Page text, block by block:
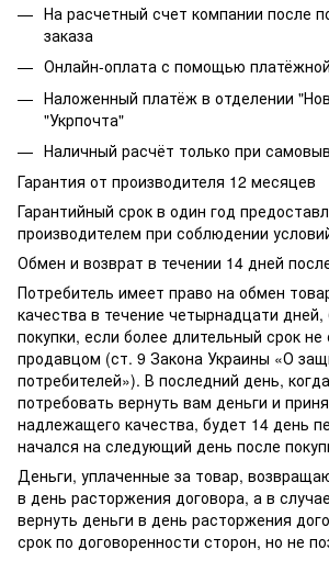
На расчетный счет компании после
заказа
Онлайн-оплата с помощью
Наложенный платёж в отделении
"Укрпочта"
Наличный расчёт только при
Гарантия от производителя 12 месяцев
Гарантийный срок в один год
производителем при соблюдении
Обмен и возврат в течении 14 дней
Потребитель имеет право на обмен
качества в течение четырнадцати дней,
покупки, если более длительный срок не
продавцом (ст. 9 Закона Украины «О
потребителей»). В последний день,
потребовать вернуть вам деньги и
надлежащего качества, будет 14 день
начался на следующий день после
Деньги, уплаченные за товар,
в день расторжения договора, а в
вернуть деньги в день расторжения
срок по договоренности сторон, но не